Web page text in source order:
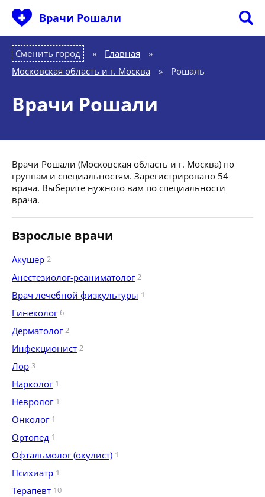
Врачи Рошали
Сменить город Главная
»
Московская область и г. Москва
» Рошаль
Врачи Рошали
Врачи Рошали (Московская область и г. Москва) по
группам и специальностям. Зарегистрировано 54
врача. Выберите нужного вам по специальности
врача.
Взрослые врачи
Акушер 2
Анестезиолог-реаниматолог 2
Врач лечебной физкультуры 1
Гинеколог 6
Дерматолог 2
Инфекционист 2
Лор 3
Нарколог 1
Невролог 1
Онколог 1
Ортопед 1
Офтальмолог (окулист) 1
Психиатр 1
Терапевт 10